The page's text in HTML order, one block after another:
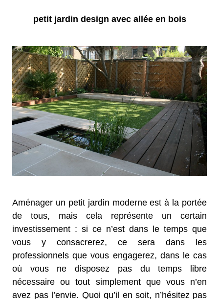
petit jardin design avec allée en bois
Aménager un petit jardin moderne est à la portée
de tous, mais cela représente un certain
investissement : si ce n’est dans le temps que
vous y consacrerez, ce sera dans les
professionnels que vous engagerez, dans le cas
où vous ne disposez pas du temps libre
nécessaire ou tout simplement que vous n’en
avez pas l’envie. Quoi qu’il en soit, n’hésitez pas